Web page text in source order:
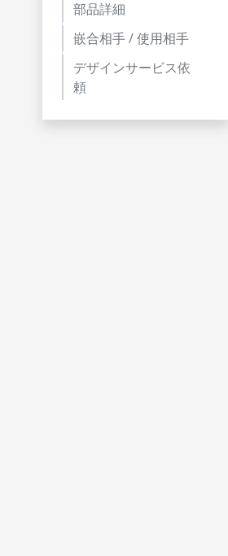
部品詳細
嵌合相手 / 使用相手
デザインサービス依
頼